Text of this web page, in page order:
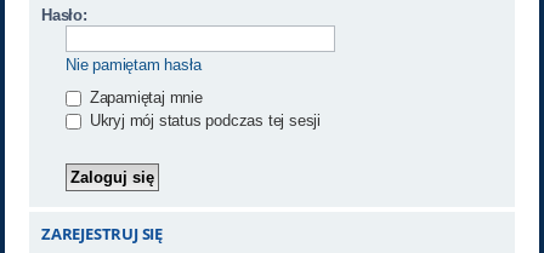
Hasło:
Nie pamiętam hasła
Zapamiętaj mnie
Ukryj mój status podczas tej sesji
ZAREJESTRUJ SIĘ